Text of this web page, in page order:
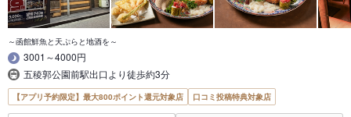
～函館鮮魚と天ぷらと地酒を～
3001～4000円
五稜郭公園前駅出口より徒歩約3分
【アプリ予約限定】最大800ポイント還元対象店 口コミ投稿特典対象店